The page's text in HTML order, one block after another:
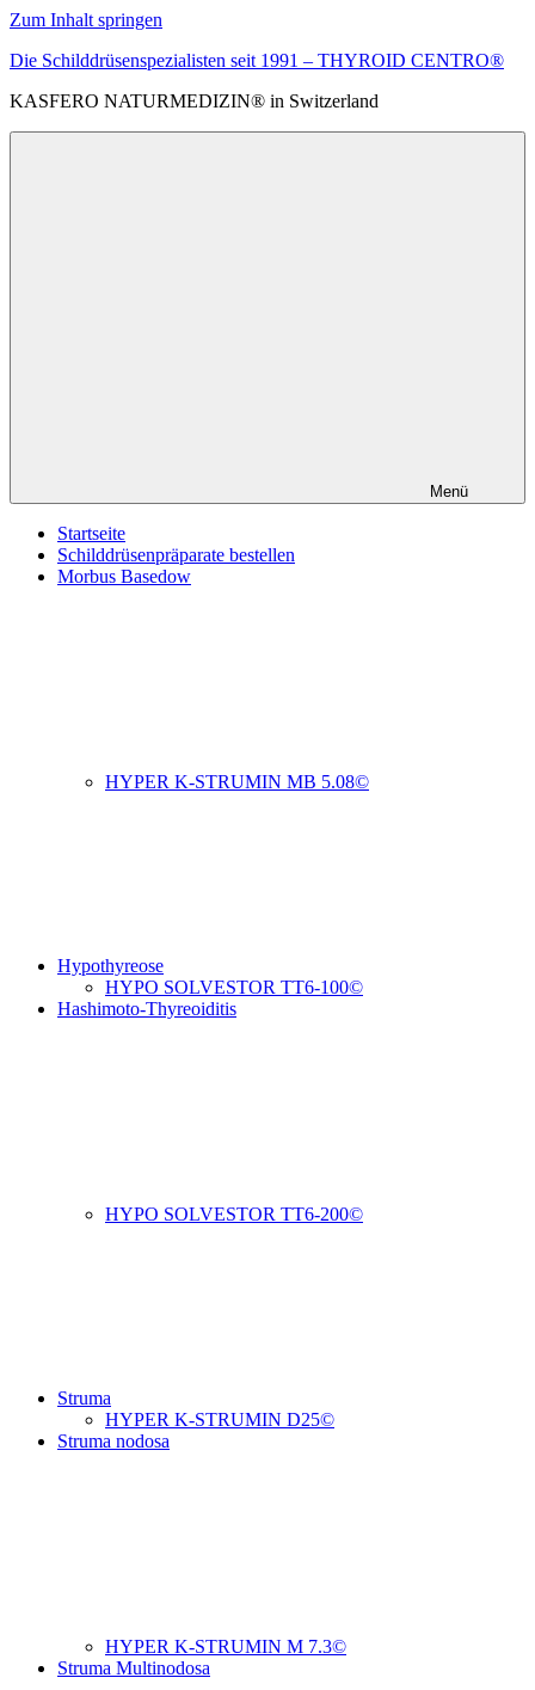
Zum Inhalt springen
Die Schilddrüsenspezialisten seit 1991 – THYROID CENTRO®
KASFERO NATURMEDIZIN® in Switzerland
Menü
Startseite
Schilddrüsenpräparate bestellen
Morbus Basedow
HYPER K-STRUMIN MB 5.08©
Hypothyreose
HYPO SOLVESTOR TT6-100©
Hashimoto-Thyreoiditis
HYPO SOLVESTOR TT6-200©
Struma
HYPER K-STRUMIN D25©
Struma nodosa
HYPER K-STRUMIN M 7.3©
Struma Multinodosa